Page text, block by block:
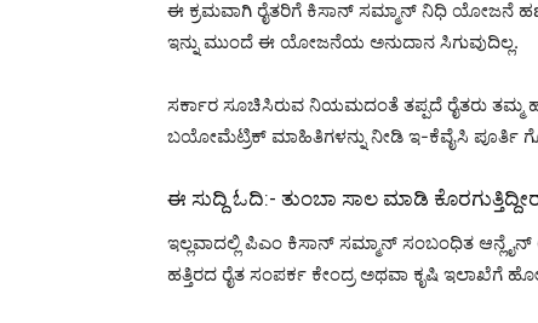
ಈ ಕ್ರಮವಾಗಿ ರೈತರಿಗೆ ಕಿಸಾನ್ ಸಮ್ಮಾನ್ ನಿಧಿ ಯೋಜನೆ
ಇನ್ನು ಮುಂದೆ ಈ ಯೋಜನೆಯ ಅನುದಾನ ಸಿಗುವುದಿಲ್ಲ.
ಸರ್ಕಾರ ಸೂಚಿಸಿರುವ ನಿಯಮದಂತೆ ತಪ್ಪದೆ ರೈತರು ತಮ್ಮ
ಬಯೋಮೆಟ್ರಿಕ್ ಮಾಹಿತಿಗಳನ್ನು ನೀಡಿ ಇ-ಕೆವೈಸಿ ಪೂರ್ತಿ
ಈ ಸುದ್ದಿ ಓದಿ:- ತುಂಬಾ ಸಾಲ ಮಾಡಿ
ಇಲ್ಲವಾದಲ್ಲಿ ಪಿಎಂ ಕಿಸಾನ್ ಸಮ್ಮಾನ್ ಸಂಬಂಧಿತ
ಹತ್ತಿರದ ರೈತ ಸಂಪರ್ಕ ಕೇಂದ್ರ ಅಥವಾ ಕೃಷಿ